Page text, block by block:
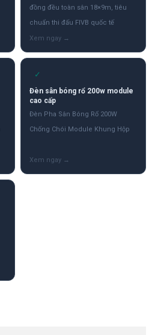
đồng đều toàn sân 18×9m, tiêu
chuẩn thi đấu FIVB quốc tế
✓
Đèn sân bóng rổ 200w module
cao cấp
Đèn Pha Sân Bóng Rổ 200W
Chống Chói Module Khung Hộp